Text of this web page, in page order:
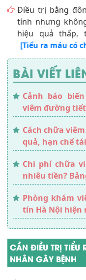
Điều trị bằng
tính nhưng
hiệu quả thấp,
[Tiểu ra máu có
BÀI VIẾT
Cảnh báo
viêm đường
Cách chữa
quả, hạn chế
Chi phí chữa
nhiêu tiền?
Phòng khám
tín Hà Nội hiện
CẦN ĐIỀU TRỊ TIỂU
NHÂN GÂY BỆNH